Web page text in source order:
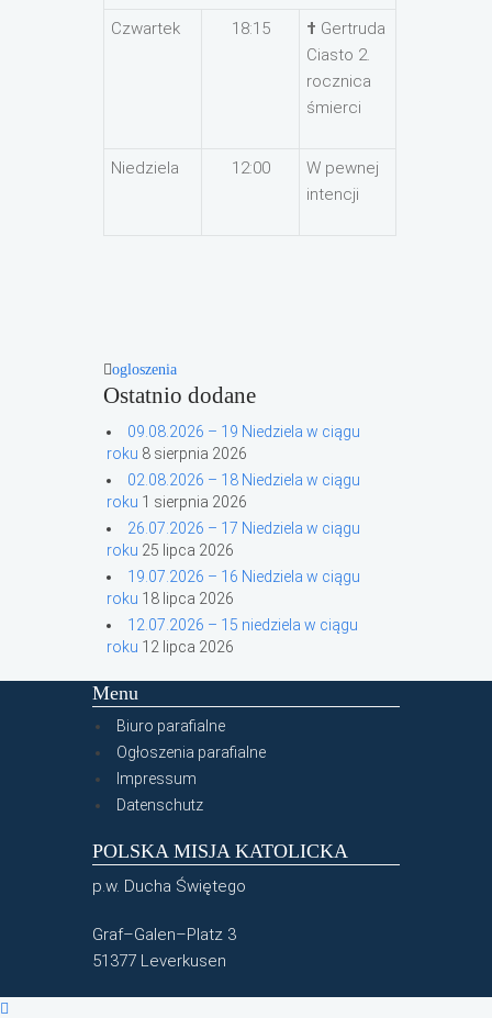
Czwartek 18:15 † Gertruda
Ciasto 2.
rocznica
śmierci
Niedziela 12:00
W pewnej
intencji
ogloszenia
Ostatnio dodane
09.08.2026 – 19 Niedziela w ciągu
roku 8 sierpnia 2026
02.08.2026 – 18 Niedziela w ciągu
roku 1 sierpnia 2026
26.07.2026 – 17 Niedziela w ciągu
roku 25 lipca 2026
19.07.2026 – 16 Niedziela w ciągu
roku 18 lipca 2026
12.07.2026 – 15 niedziela w ciągu
roku 12 lipca 2026
Menu
Biuro parafialne
Ogłoszenia parafialne
Impressum
Datenschutz
POLSKA MISJA KATOLICKA
p.w. Ducha Świętego
Graf–Galen–Platz 3
51377 Leverkusen